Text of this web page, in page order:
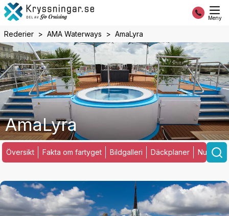
Meny
Rederier AMA Waterways AmaLyra
AmaLyra
Översikt Fakta om fartyget Bildgalleri Däckplaner